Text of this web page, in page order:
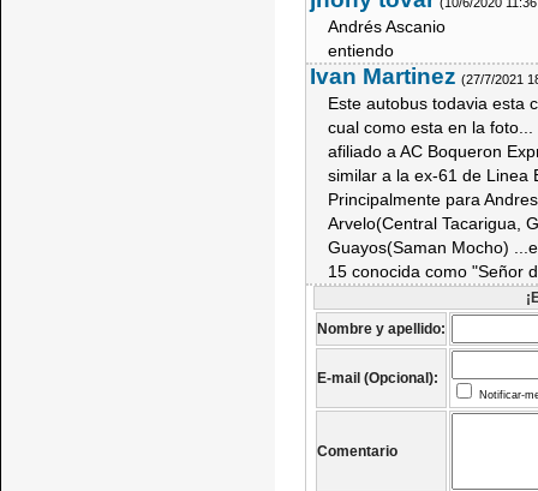
Andrés Ascanio
entiendo
Ivan Martinez (27/7/2021
Este autobus todavia esta
cual como esta en la
afiliado a AC Boqueron
similar a la ex-61 de Linea
Principalmente para
Arvelo(Central Tacarigua,
Guayos(Saman Mocho)
15 conocida como "Señor
Nombre y apellido:
E-mail (Opcional):
Notificar-
Comentario